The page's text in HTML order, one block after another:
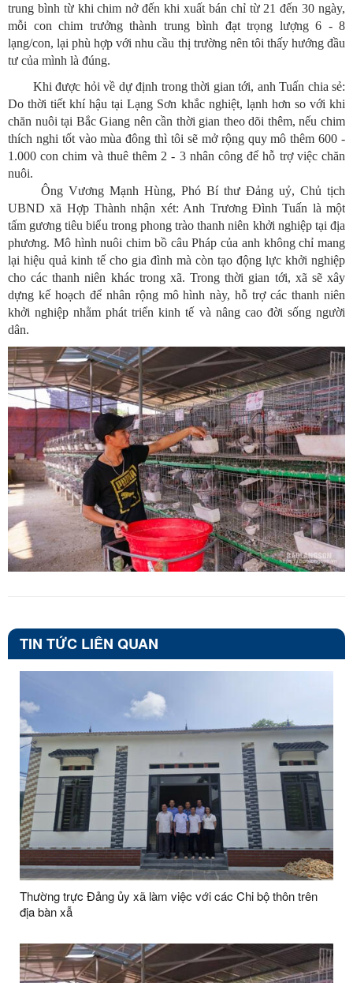
trung bình từ khi chim nở đến khi xuất bán chỉ từ 21 đến 30 ngày,
mỗi con chim trưởng thành trung bình đạt trọng lượng 6 - 8
lạng/con, lại phù hợp với nhu cầu thị trường nên tôi thấy hướng đầu
tư của mình là đúng.
Khi được hỏi về dự định trong thời gian tới, anh Tuấn chia sẻ:
Do thời tiết khí hậu tại Lạng Sơn khắc nghiệt, lạnh hơn so với khi
chăn nuôi tại Bắc Giang nên cần thời gian theo dõi thêm, nếu chim
thích nghi tốt vào mùa đông thì tôi sẽ mở rộng quy mô thêm 600 -
1.000 con chim và thuê thêm 2 - 3 nhân công để hỗ trợ việc chăn
nuôi.
Ông Vương Mạnh Hùng, Phó Bí thư Đảng uỷ, Chủ tịch
UBND xã Hợp Thành nhận xét: Anh Trương Đình Tuấn là một
tấm gương tiêu biểu trong phong trào thanh niên khởi nghiệp tại địa
phương. Mô hình nuôi chim bồ câu Pháp của anh không chỉ mang
lại hiệu quả kinh tế cho gia đình mà còn tạo động lực khởi nghiệp
cho các thanh niên khác trong xã. Trong thời gian tới, xã sẽ xây
dựng kế hoạch để nhân rộng mô hình này, hỗ trợ các thanh niên
khởi nghiệp nhằm phát triển kinh tế và nâng cao đời sống người
dân.
TIN TỨC LIÊN QUAN
Thường trực Đảng ủy xã làm việc với các Chi bộ thôn trên
địa bàn xẫ